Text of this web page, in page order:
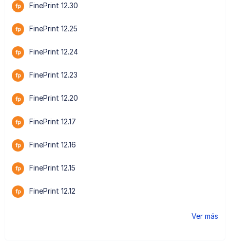
FinePrint 12.30
FinePrint 12.25
FinePrint 12.24
FinePrint 12.23
FinePrint 12.20
FinePrint 12.17
FinePrint 12.16
FinePrint 12.15
FinePrint 12.12
Ver más